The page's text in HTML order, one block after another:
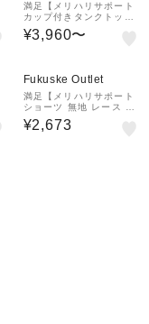
満足【メリハリサポート
カップ付きタンクトップ
】
¥3,960〜
Fukuske Outlet
満足【メリハリサポート
ショーツ 無地 レース 1
分丈 お腹・太もも周りパ
ワーネット】
¥2,673